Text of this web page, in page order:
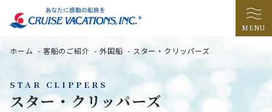
MENU
STAR CLIPPERS
スター・クリッパーズ
ホーム - 客船のご紹介 -外国船 - スター・クリッパーズ